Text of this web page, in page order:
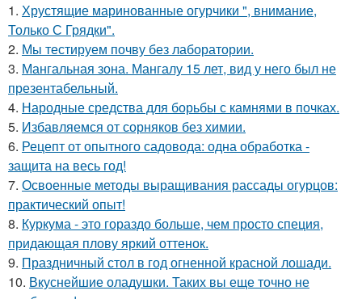
1. Хрустящие маринованные огурчики ", внимание,
Только С Грядки".
2. Мы тестируем почву без лаборатории.
3. Мангальная зона. Мангалу 15 лет, вид у него был не
презентабельный.
4. Народные средства для борьбы с камнями в почках.
5. Избавляемся от сорняков без химии.
6. Рецепт от опытного садовода: одна обработка -
защита на весь год!
7. Освоенные методы выращивания рассады огурцов:
практический опыт!
8. Куркума - это гораздо больше, чем просто специя,
придающая плову яркий оттенок.
9. Праздничный стол в год огненной красной лошади.
10. Вкуснейшие оладушки. Таких вы еще точно не